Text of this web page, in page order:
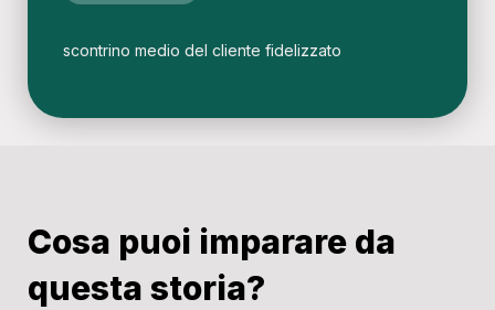
scontrino medio del cliente fidelizzato
Cosa puoi imparare da
questa storia?